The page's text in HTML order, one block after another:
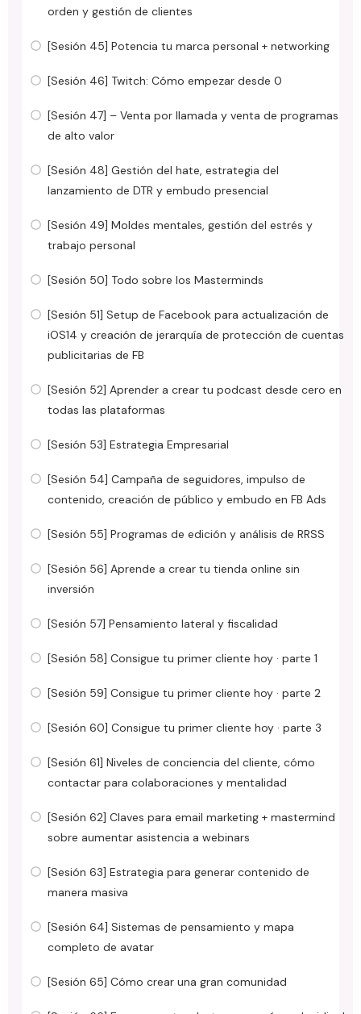
orden y gestión de clientes
[Sesión 45] Potencia tu marca personal + networking
[Sesión 46] Twitch: Cómo empezar desde 0
[Sesión 47] – Venta por llamada y venta de programas
de alto valor
[Sesión 48] Gestión del hate, estrategia del
lanzamiento de DTR y embudo presencial
[Sesión 49] Moldes mentales, gestión del estrés y
trabajo personal
[Sesión 50] Todo sobre los Masterminds
[Sesión 51] Setup de Facebook para actualización de
iOS14 y creación de jerarquía de protección de cuentas
publicitarias de FB
[Sesión 52] Aprender a crear tu podcast desde cero en
todas las plataformas
[Sesión 53] Estrategia Empresarial
[Sesión 54] Campaña de seguidores, impulso de
contenido, creación de público y embudo en FB Ads
[Sesión 55] Programas de edición y análisis de RRSS
[Sesión 56] Aprende a crear tu tienda online sin
inversión
[Sesión 57] Pensamiento lateral y fiscalidad
[Sesión 58] Consigue tu primer cliente hoy · parte 1
[Sesión 59] Consigue tu primer cliente hoy · parte 2
[Sesión 60] Consigue tu primer cliente hoy · parte 3
[Sesión 61] Niveles de conciencia del cliente, cómo
contactar para colaboraciones y mentalidad
[Sesión 62] Claves para email marketing + mastermind
sobre aumentar asistencia a webinars
[Sesión 63] Estrategia para generar contenido de
manera masiva
[Sesión 64] Sistemas de pensamiento y mapa
completo de avatar
[Sesión 65] Cómo crear una gran comunidad